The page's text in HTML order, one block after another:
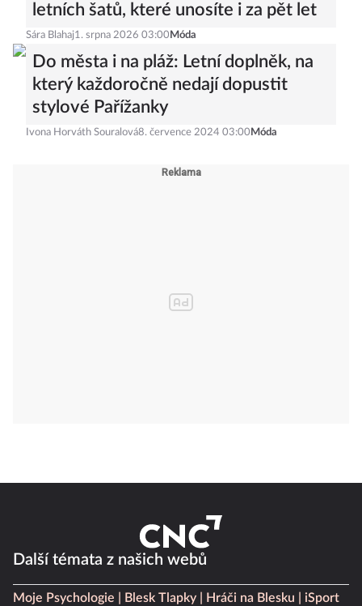
letních šatů, které unosíte i za pět let
Sára Blahaj1. srpna 2026 03:00 Móda
Do města i na pláž: Letní doplněk, na
který každoročně nedají dopustit
stylové Pařížanky
Ivona Horváth Souralová8. července 2024 03:00 Móda
Další témata z našich webů
Moje Psychologie Blesk Tlapky Hráči na Blesku
iSport